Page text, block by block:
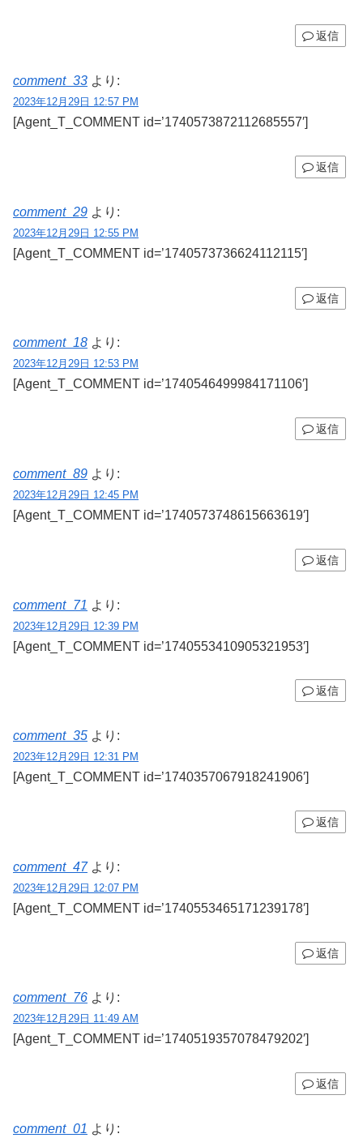
返信
comment_33 より:
2023年12月29日 12:57 PM
[Agent_T_COMMENT id=’1740573872112685557′]
返信
comment_29 より:
2023年12月29日 12:55 PM
[Agent_T_COMMENT id=’1740573736624112115′]
返信
comment_18 より:
2023年12月29日 12:53 PM
[Agent_T_COMMENT id=’1740546499984171106′]
返信
comment_89 より:
2023年12月29日 12:45 PM
[Agent_T_COMMENT id=’1740573748615663619′]
返信
comment_71 より:
2023年12月29日 12:39 PM
[Agent_T_COMMENT id=’1740553410905321953′]
返信
comment_35 より:
2023年12月29日 12:31 PM
[Agent_T_COMMENT id=’1740357067918241906′]
返信
comment_47 より:
2023年12月29日 12:07 PM
[Agent_T_COMMENT id=’1740553465171239178′]
返信
comment_76 より:
2023年12月29日 11:49 AM
[Agent_T_COMMENT id=’1740519357078479202′]
返信
comment_01 より: